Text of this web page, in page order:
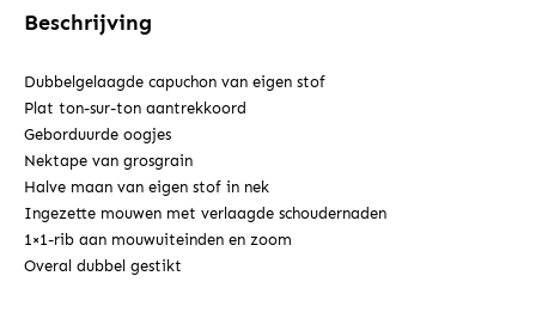
Beschrijving
Dubbelgelaagde capuchon van eigen stof
Plat ton-sur-ton aantrekkoord
Geborduurde oogjes
Nektape van grosgrain
Halve maan van eigen stof in nek
Ingezette mouwen met verlaagde schoudernaden
1×1-rib aan mouwuiteinden en zoom
Overal dubbel gestikt